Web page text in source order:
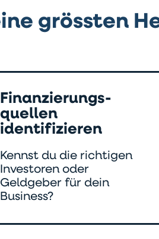
grössten
Finanzierungs-
quellen
identifizieren
Kennst du die richtigen
Investoren oder
Geldgeber für dein
Business?